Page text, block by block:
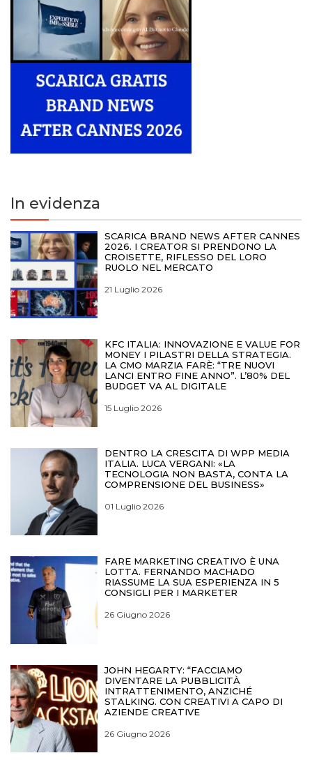
In evidenza
SCARICA BRAND NEWS AFTER CANNES
2026. I CREATOR SI PRENDONO LA
CROISETTE, RIFLESSO DEL LORO
RUOLO NEL MERCATO
21 Luglio 2026
KFC ITALIA: INNOVAZIONE E VALUE FOR
MONEY I PILASTRI DELLA STRATEGIA.
LA CMO MARZIA FARÈ: “TRE NUOVI
LANCI ENTRO FINE ANNO”. L’80% DEL
BUDGET VA AL DIGITALE
15 Luglio 2026
DENTRO LA CRESCITA DI WPP MEDIA
ITALIA. LUCA VERGANI: «LA
TECNOLOGIA NON BASTA, CONTA LA
COMPRENSIONE DEL BUSINESS»
01 Luglio 2026
FARE MARKETING CREATIVO È UNA
LOTTA. FERNANDO MACHADO
RIASSUME LA SUA ESPERIENZA IN 5
CONSIGLI PER I MARKETER
26 Giugno 2026
JOHN HEGARTY: “FACCIAMO
DIVENTARE LA PUBBLICITÀ
INTRATTENIMENTO, ANZICHÉ
STALKING. CON CREATIVI A CAPO DI
AZIENDE CREATIVE
26 Giugno 2026